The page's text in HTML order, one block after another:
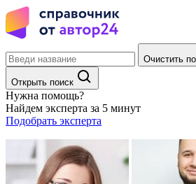
Очистить
Открыть поиск
Нужна помощь?
Найдем эксперта за 5 минут
Подобрать эксперта